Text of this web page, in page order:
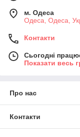
м. Одеса
Одеса, Одеса,
Контакти
Сьогодні
Показати весь
Про нас
Контакти